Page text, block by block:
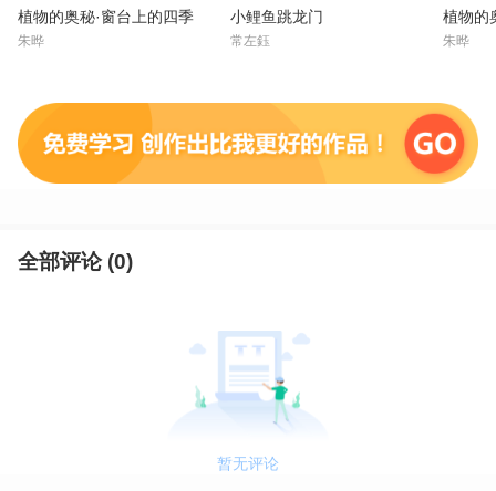
植物的奥秘·窗台上的四季
朱晔
小鲤鱼跳龙门
常左鈺
植物的
朱晔
全部评论 (0)
暂无评论